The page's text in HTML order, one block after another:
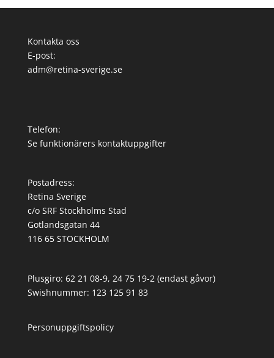
Kontakta oss
E-post:
adm@retina-sverige.se
Telefon:
Se funktionärers kontaktuppgifter
Postadress:
Retina Sverige
c/o SRF Stockholms Stad
Gotlandsgatan 44
116 65 STOCKHOLM
Plusgiro: 62 21 08-9, 24 75 19-2 (endast gåvor)
Swishnummer: 123 125 91 83
Personuppgiftspolicy